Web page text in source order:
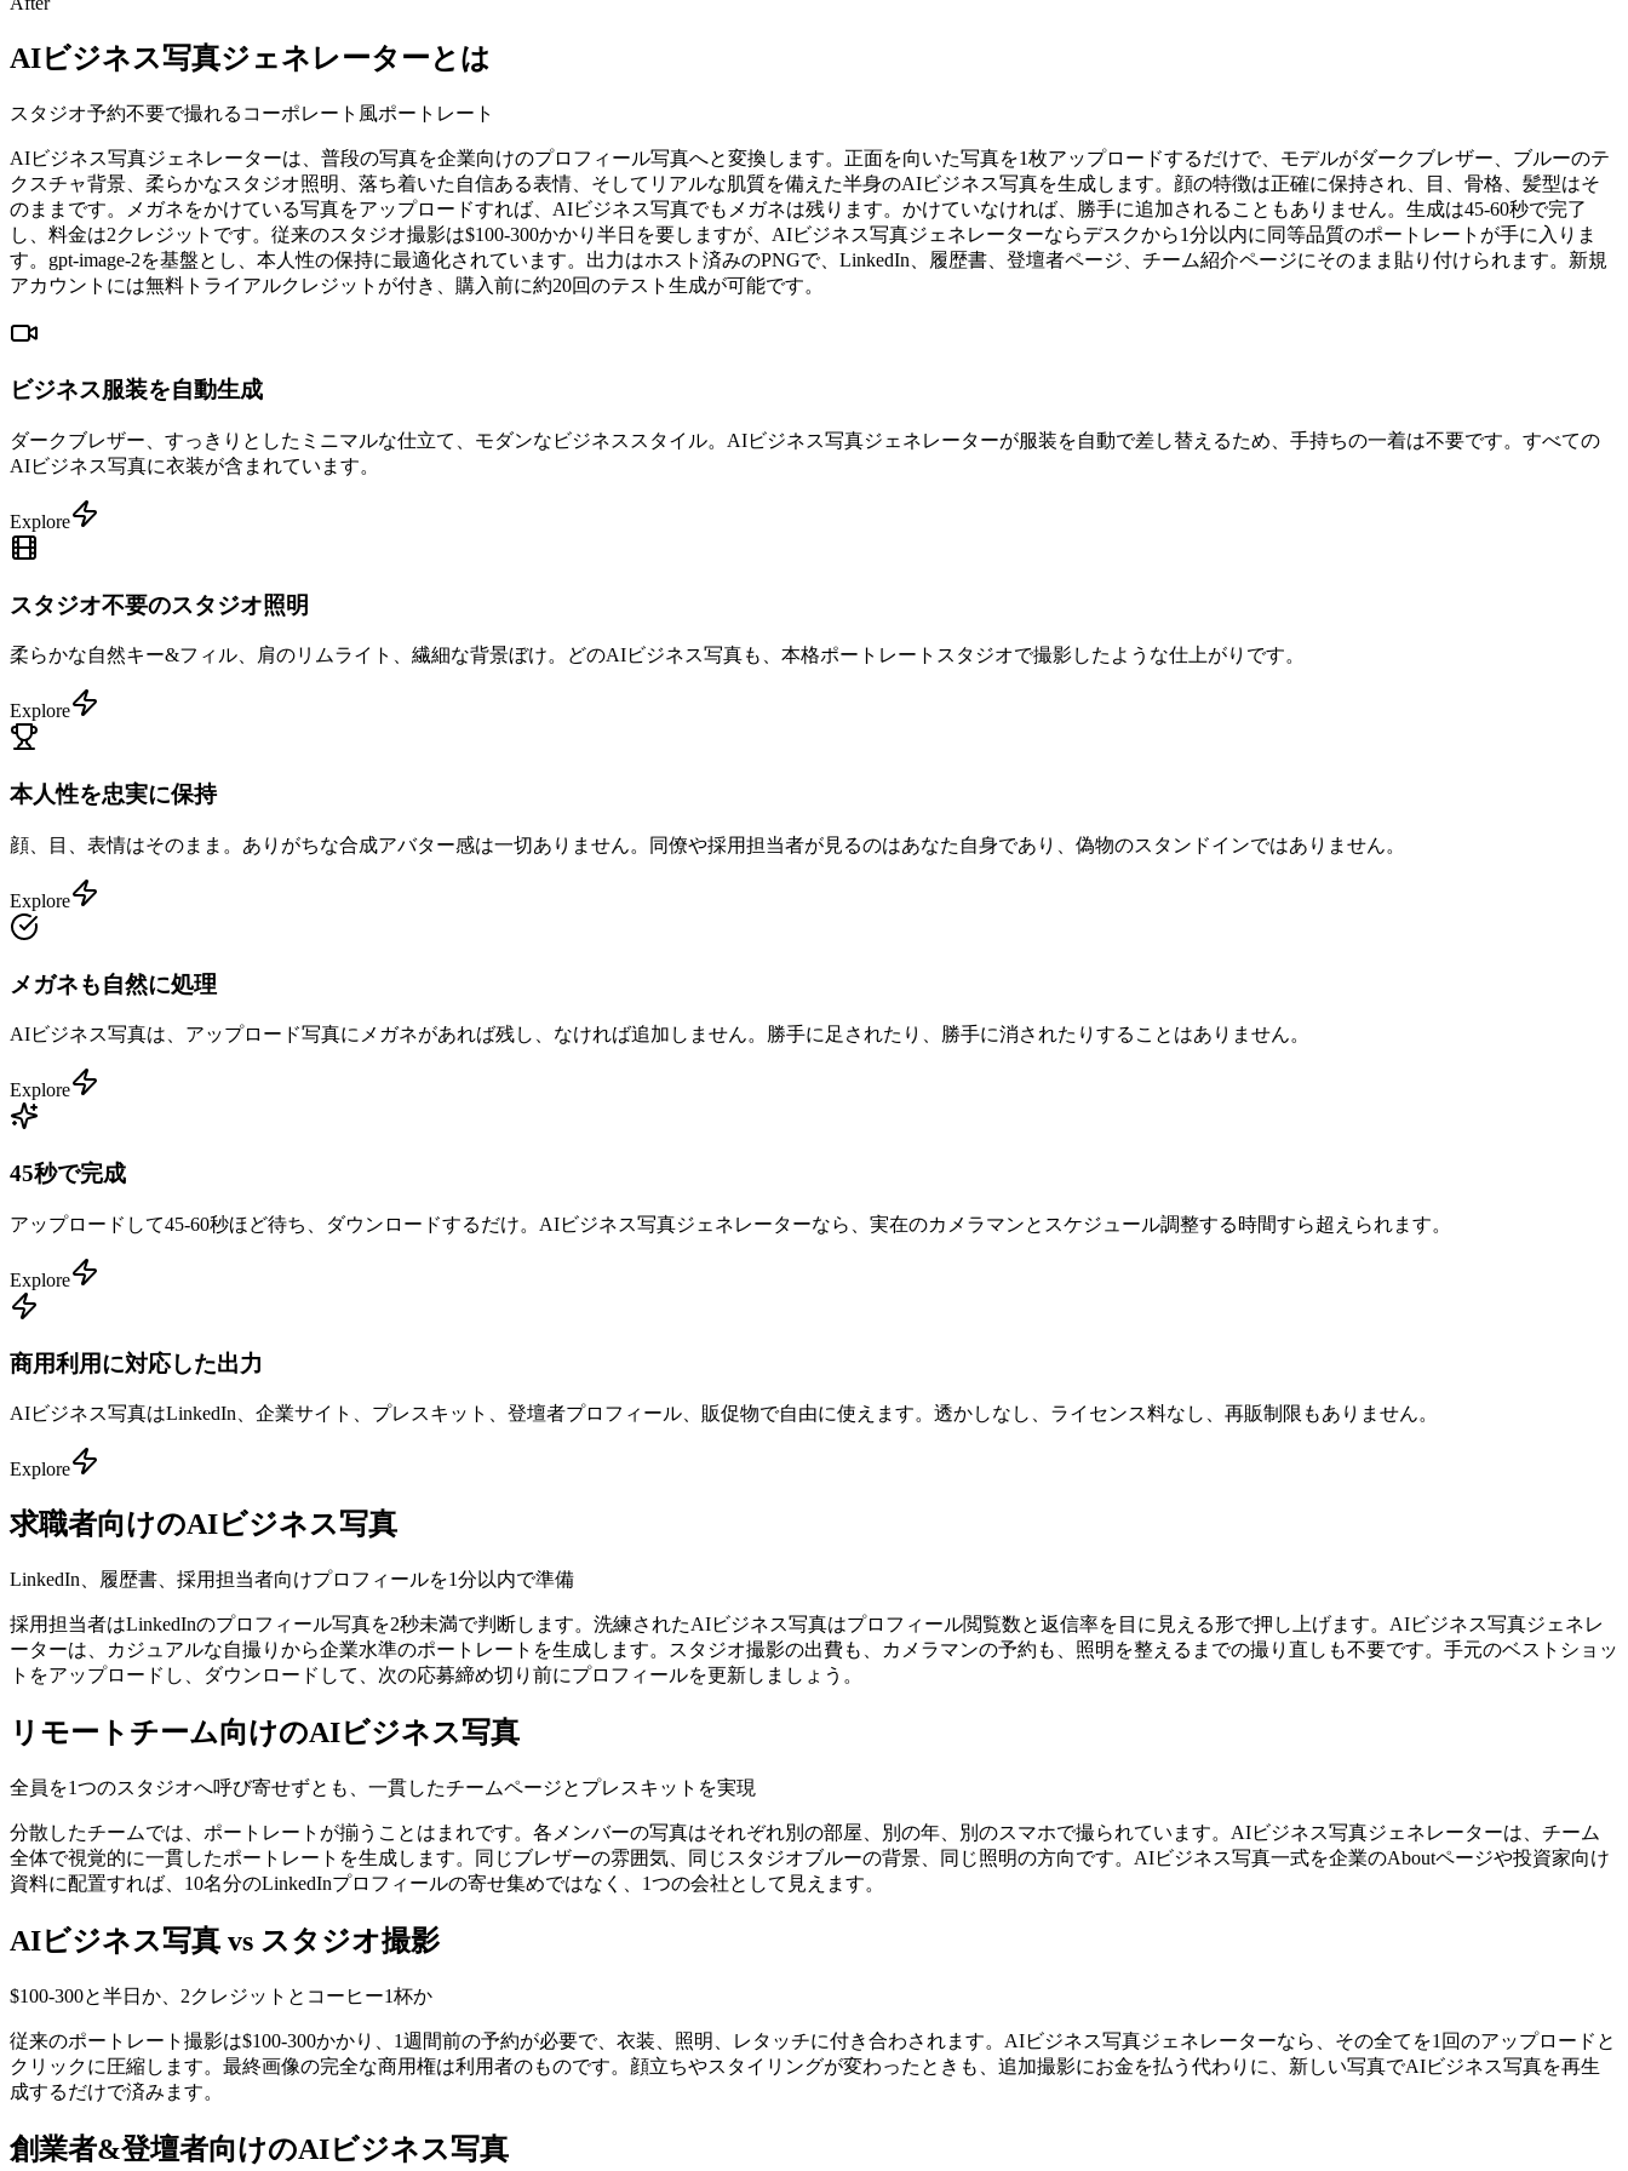
AIビジネス写真ジェネレーターとは
スタジオ予約不要で撮れるコーポレート風ポートレート
AIビジネス写真ジェネレーターは、普段の写真を企業向けのプロフィール写真へと変換します。正面を向いた写真を1枚アップロードするだけで、モデルがダークブレザー、ブルーのテ
クスチャ背景、柔らかなスタジオ照明、落ち着いた自信ある表情、そしてリアルな肌質を備えた半身のAIビジネス写真を生成します。顔の特徴は正確に保持され、目、骨格、髪型はそ
のままです。メガネをかけている写真をアップロードすれば、AIビジネス写真でもメガネは残ります。かけていなければ、勝手に追加されることもありません。生成は45-60秒で完了
し、料金は2クレジットです。従来のスタジオ撮影は$100-300かかり半日を要しますが、AIビジネス写真ジェネレーターならデスクから1分以内に同等品質のポートレートが手に入りま
す。gpt-image-2を基盤とし、本人性の保持に最適化されています。出力はホスト済みのPNGで、LinkedIn、履歴書、登壇者ページ、チーム紹介ページにそのまま貼り付けられます。新規
アカウントには無料トライアルクレジットが付き、購入前に約20回のテスト生成が可能です。
ビジネス服装を自動生成
ダークブレザー、すっきりとしたミニマルな仕立て、モダンなビジネススタイル。AIビジネス写真ジェネレーターが服装を自動で差し替えるため、手持ちの一着は不要です。すべての
AIビジネス写真に衣装が含まれています。
Explore
スタジオ不要のスタジオ照明
柔らかな自然キー&フィル、肩のリムライト、繊細な背景ぼけ。どのAIビジネス写真も、本格ポートレートスタジオで撮影したような仕上がりです。
Explore
本人性を忠実に保持
顔、目、表情はそのまま。ありがちな合成アバター感は一切ありません。同僚や採用担当者が見るのはあなた自身であり、偽物のスタンドインではありません。
Explore
メガネも自然に処理
AIビジネス写真は、アップロード写真にメガネがあれば残し、なければ追加しません。勝手に足されたり、勝手に消されたりすることはありません。
Explore
45秒で完成
アップロードして45-60秒ほど待ち、ダウンロードするだけ。AIビジネス写真ジェネレーターなら、実在のカメラマンとスケジュール調整する時間すら超えられます。
Explore
商用利用に対応した出力
AIビジネス写真はLinkedIn、企業サイト、プレスキット、登壇者プロフィール、販促物で自由に使えます。透かしなし、ライセンス料なし、再販制限もありません。
Explore
求職者向けのAIビジネス写真
LinkedIn、履歴書、採用担当者向けプロフィールを1分以内で準備
採用担当者はLinkedInのプロフィール写真を2秒未満で判断します。洗練されたAIビジネス写真はプロフィール閲覧数と返信率を目に見える形で押し上げます。AIビジネス写真ジェネレ
ーターは、カジュアルな自撮りから企業水準のポートレートを生成します。スタジオ撮影の出費も、カメラマンの予約も、照明を整えるまでの撮り直しも不要です。手元のベストショッ
トをアップロードし、ダウンロードして、次の応募締め切り前にプロフィールを更新しましょう。
リモートチーム向けのAIビジネス写真
全員を1つのスタジオへ呼び寄せずとも、一貫したチームページとプレスキットを実現
分散したチームでは、ポートレートが揃うことはまれです。各メンバーの写真はそれぞれ別の部屋、別の年、別のスマホで撮られています。AIビジネス写真ジェネレーターは、チーム
全体で視覚的に一貫したポートレートを生成します。同じブレザーの雰囲気、同じスタジオブルーの背景、同じ照明の方向です。AIビジネス写真一式を企業のAboutページや投資家向け
資料に配置すれば、10名分のLinkedInプロフィールの寄せ集めではなく、1つの会社として見えます。
AIビジネス写真 vs スタジオ撮影
$100-300と半日か、2クレジットとコーヒー1杯か
従来のポートレート撮影は$100-300かかり、1週間前の予約が必要で、衣装、照明、レタッチに付き合わされます。AIビジネス写真ジェネレーターなら、その全てを1回のアップロードと
クリックに圧縮します。最終画像の完全な商用権は利用者のものです。顔立ちやスタイリングが変わったときも、追加撮影にお金を払う代わりに、新しい写真でAIビジネス写真を再生
成するだけで済みます。
創業者&登壇者向けのAIビジネス写真